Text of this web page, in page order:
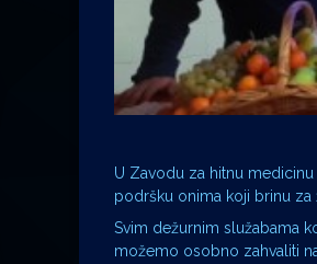
U Zavodu za hitnu
podršku onima koji brinu
Svim dežurnim služabama
možemo osobno zahvaliti